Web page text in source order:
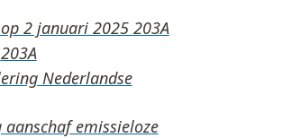
2 januari 2025
Nederlandse
emissieloze